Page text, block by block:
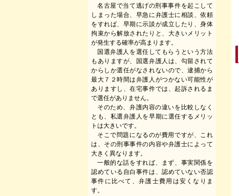
名古屋で当て逃げの刑事事件を起こして
しまった場合、早急に弁護士に相談、依頼
をすれば、早期に示談が成立したり、身体
拘束から解放されたりと、大きいメリット
が発生する確率が高まります。
国選弁護人を選任してもらうという方法
もありますが、国選弁護人は、勾留されて
からしか選任がなされないので、逮捕から
最大７２時間は弁護人がつかない可能性が
ありますし、在宅事件では、起訴されるま
で選任がありません。
そのため、弁護内容の違いを比較しなく
とも、私選弁護人を早期に選任するメリッ
トは大きいです。
そこで問題になるのが費用ですが、これ
は、その刑事事件の内容や弁護士によって
大きく異なります。
一般的な話をすれば、まず、事実関係を
認めている自白事件は、認めていない否認
事件に比べて、弁護士費用は安くなりま
す。